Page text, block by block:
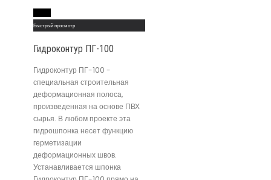
Быстрый просмотр
Гидроконтур ПГ-100
Гидроконтур ПГ-100 -
специальная строительная
деформационная полоса,
произведенная на основе ПВХ
сырья. В любом проекте эта
гидрошпонка несет функцию
герметизации
деформационных швов.
Устанавливается шпонка